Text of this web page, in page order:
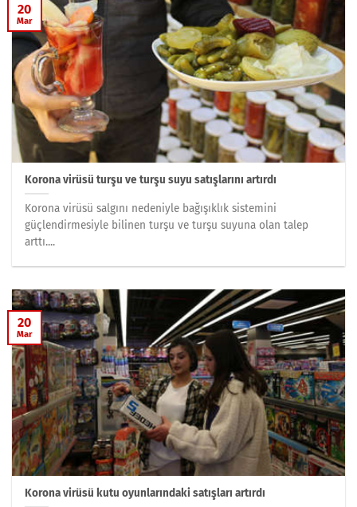
Korona virüsü turşu ve turşu suyu satışlarını artırdı
Korona virüsü salgını nedeniyle bağışıklık sistemini
güçlendirmesiyle bilinen turşu ve turşu suyuna olan talep
arttı....
20
Mar
Korona virüsü kutu oyunlarındaki satışları artırdı
20
Mar